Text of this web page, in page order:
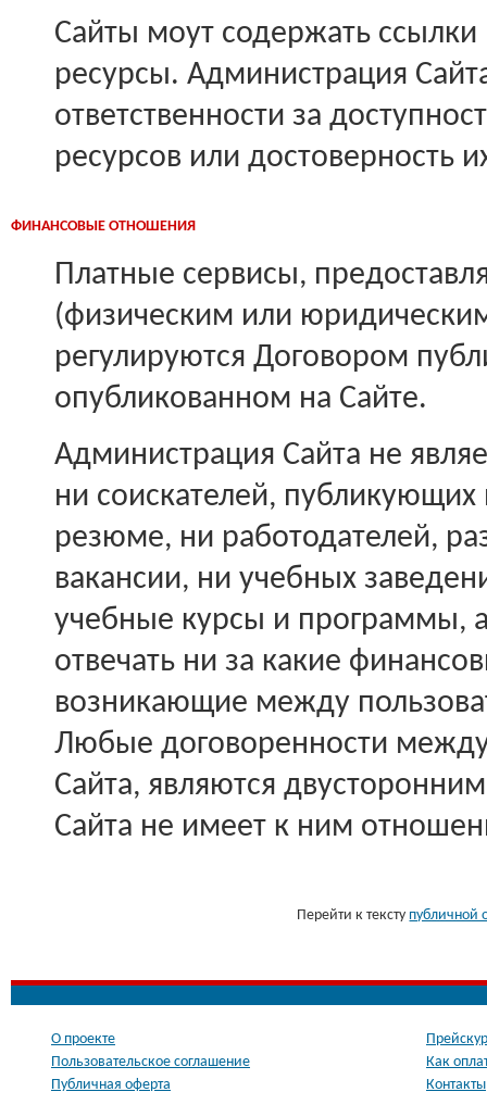
Сайты моут содержать ссылки
ресурсы. Администрация
ответственности за
ресурсов или достоверность
ФИНАНСОВЫЕ ОТНОШЕНИЯ
Платные сервисы,
(физическим или
регулируются Договором
опубликованном на Сайте.
Администрация Сайта не
ни соискателей, публикующих
резюме, ни работодателей,
вакансии, ни учебных
учебные курсы и программы,
отвечать ни за какие
возникающие между
Любые договоренности
Сайта, являются
Сайта не имеет к ним
Перейти к тексту публичной
О проекте
Пользовательское соглашение
Публичная оферта
Как
Контакты